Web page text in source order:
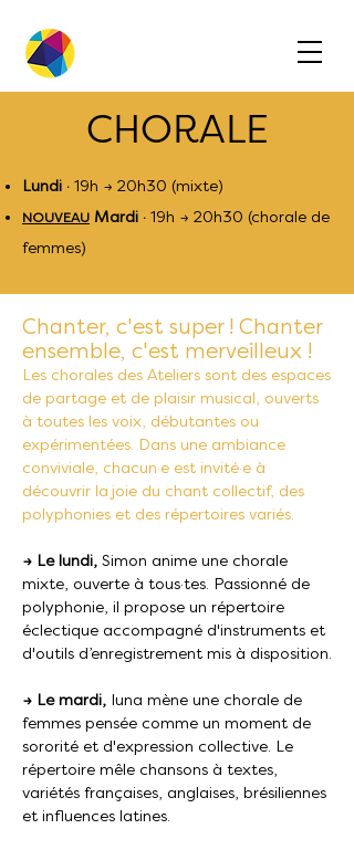
​CHORALE
Lundi · 19h → 20h30 (mixte)
NOUVEAU Mardi · 19h → 20h30 (chorale de
femmes)
Chanter, c'est super ! Chanter
ensemble, c'est merveilleux !
Les chorales des Ateliers sont des espaces
de partage et de plaisir musical, ouverts
à toutes les voix, débutantes ou
expérimentées. Dans une ambiance
conviviale, chacun·e est invité·e à
découvrir la joie du chant collectif, des
polyphonies et des répertoires variés.
→ Le lundi, Simon anime une chorale
mixte, ouverte à tous·tes. Passionné de
polyphonie, il propose un répertoire
éclectique accompagné d'instruments et
d'outils d’enregistrement mis à disposition.
→ Le mardi,
Iuna mène une chorale de
femmes pensée comme un moment de
sororité et d'expression collective. Le
répertoire mêle chansons à textes,
variétés françaises, anglaises, brésiliennes
et influences latines.